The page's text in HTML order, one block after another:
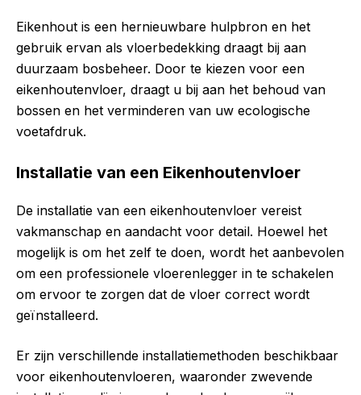
Eikenhout is een hernieuwbare hulpbron en het
gebruik ervan als vloerbedekking draagt bij aan
duurzaam bosbeheer. Door te kiezen voor een
eikenhoutenvloer, draagt u bij aan het behoud van
bossen en het verminderen van uw ecologische
voetafdruk.
Installatie van een Eikenhoutenvloer
De installatie van een eikenhoutenvloer vereist
vakmanschap en aandacht voor detail. Hoewel het
mogelijk is om het zelf te doen, wordt het aanbevolen
om een professionele vloerenlegger in te schakelen
om ervoor te zorgen dat de vloer correct wordt
geïnstalleerd.
Er zijn verschillende installatiemethoden beschikbaar
voor eikenhoutenvloeren, waaronder zwevende